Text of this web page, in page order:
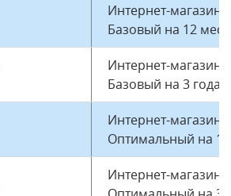
Интернет-магазин
Базовый на 12
Интернет-магазин
Базовый на 3 года
Интернет-магазин
Оптимальный на 1
Интернет-магазин